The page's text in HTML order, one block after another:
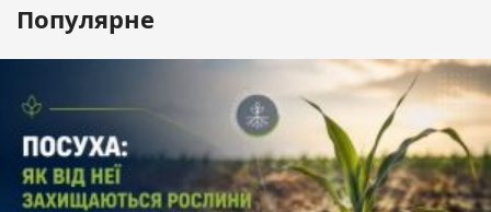
Популярне